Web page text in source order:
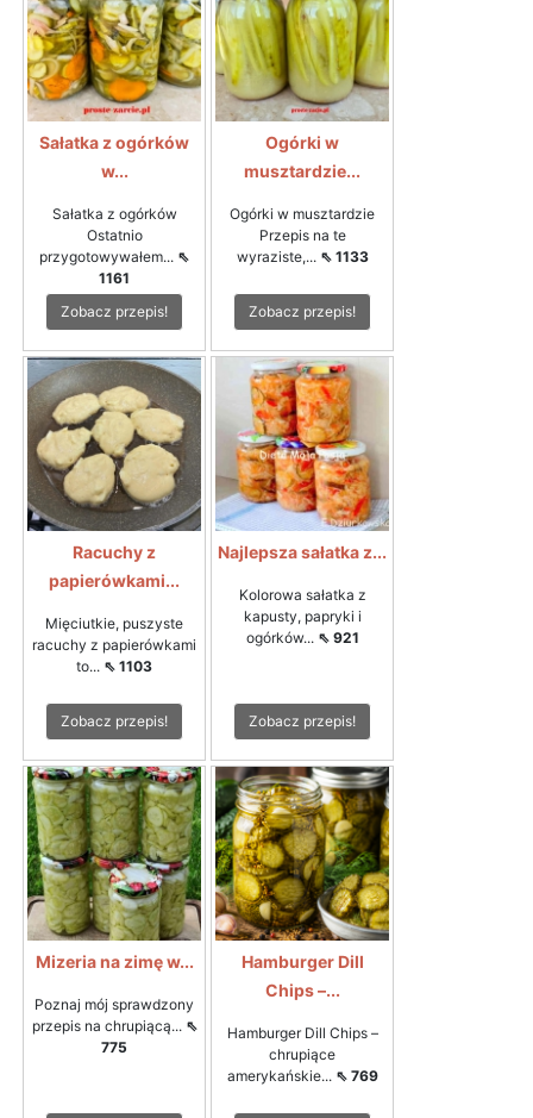
Sałatka z ogórków
w...
Sałatka z ogórków
Ostatnio
przygotowywałem... ⇖
1161
Zobacz przepis!
Ogórki w
musztardzie...
Ogórki w musztardzie
Przepis na te
wyraziste,... ⇖ 1133
Zobacz przepis!
Racuchy z
papierówkami...
Mięciutkie, puszyste
racuchy z papierówkami
to... ⇖ 1103
Zobacz przepis!
Najlepsza sałatka z...
Kolorowa sałatka z
kapusty, papryki i
ogórków... ⇖ 921
Zobacz przepis!
Mizeria na zimę w...
Poznaj mój sprawdzony
przepis na chrupiącą... ⇖
775
Hamburger Dill
Chips –...
Hamburger Dill Chips –
chrupiące
amerykańskie... ⇖ 769